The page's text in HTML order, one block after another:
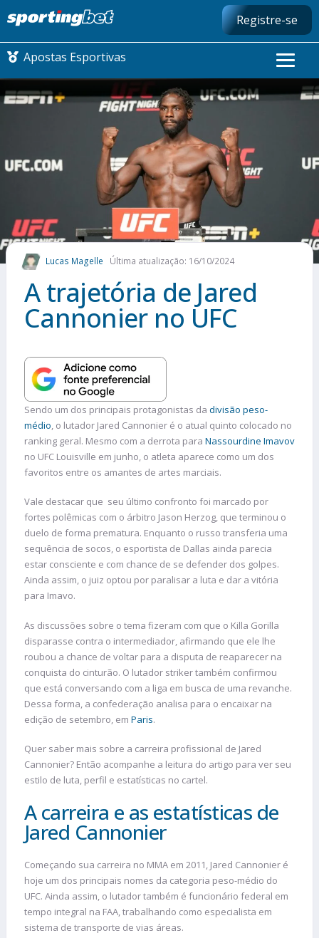
Registre-se
Apostas Esportivas
CONMEBOL LIBERTADORES
FUTEBOL NACIONAL
FUTEBOL INTERNACIONAL
COMO APOSTAR
MAIS ESPORTES
Lucas Magelle Última atualização: 16/10/2024
A trajetória de Jared
Cannonier no UFC
Sendo um dos principais protagonistas da divisão peso-
médio, o lutador Jared Cannonier é o atual quinto colocado no
ranking geral. Mesmo com a derrota para Nassourdine Imavov
no UFC Louisville em junho, o atleta aparece como um dos
favoritos entre os amantes de artes marciais.
Vale destacar que seu último confronto foi marcado por
fortes polêmicas com o árbitro Jason Herzog, que terminou o
duelo de forma prematura. Enquanto o russo transferia uma
sequência de socos, o esportista de Dallas ainda parecia
estar consciente e com chance de se defender dos golpes.
Ainda assim, o juiz optou por paralisar a luta e dar a vitória
para Imavo.
As discussões sobre o tema fizeram com que o Killa Gorilla
disparasse contra o intermediador, afirmando que ele lhe
roubou a chance de voltar para a disputa de reaparecer na
conquista do cinturão. O lutador striker também confirmou
que está conversando com a liga em busca de uma revanche.
Dessa forma, a confederação analisa para o encaixar na
edição de setembro, em Paris.
Quer saber mais sobre a carreira profissional de Jared
Cannonier? Então acompanhe a leitura do artigo para ver seu
estilo de luta, perfil e estatísticas no cartel.
A carreira e as estatísticas de
Jared Cannonier
Começando sua carreira no MMA em 2011, Jared Cannonier é
hoje um dos principais nomes da categoria peso-médio do
UFC. Ainda assim, o lutador também é funcionário federal em
tempo integral na FAA, trabalhando como especialista em
sistema de transporte de vias áreas.